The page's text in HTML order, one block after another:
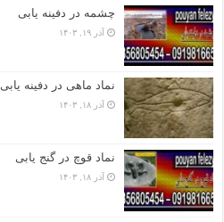
چشمه در دفینه یابی
آذر ۱۹, ۱۴۰۳
نماد ماهی در دفینه یابی
آذر ۱۸, ۱۴۰۳
نماد قوچ در گنج یابی
آذر ۱۸, ۱۴۰۳